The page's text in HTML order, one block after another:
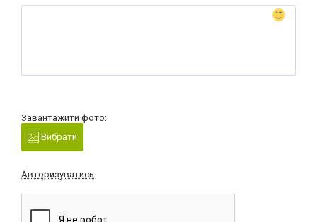
Завантажити фото:
Вибрати
Авторизуватись